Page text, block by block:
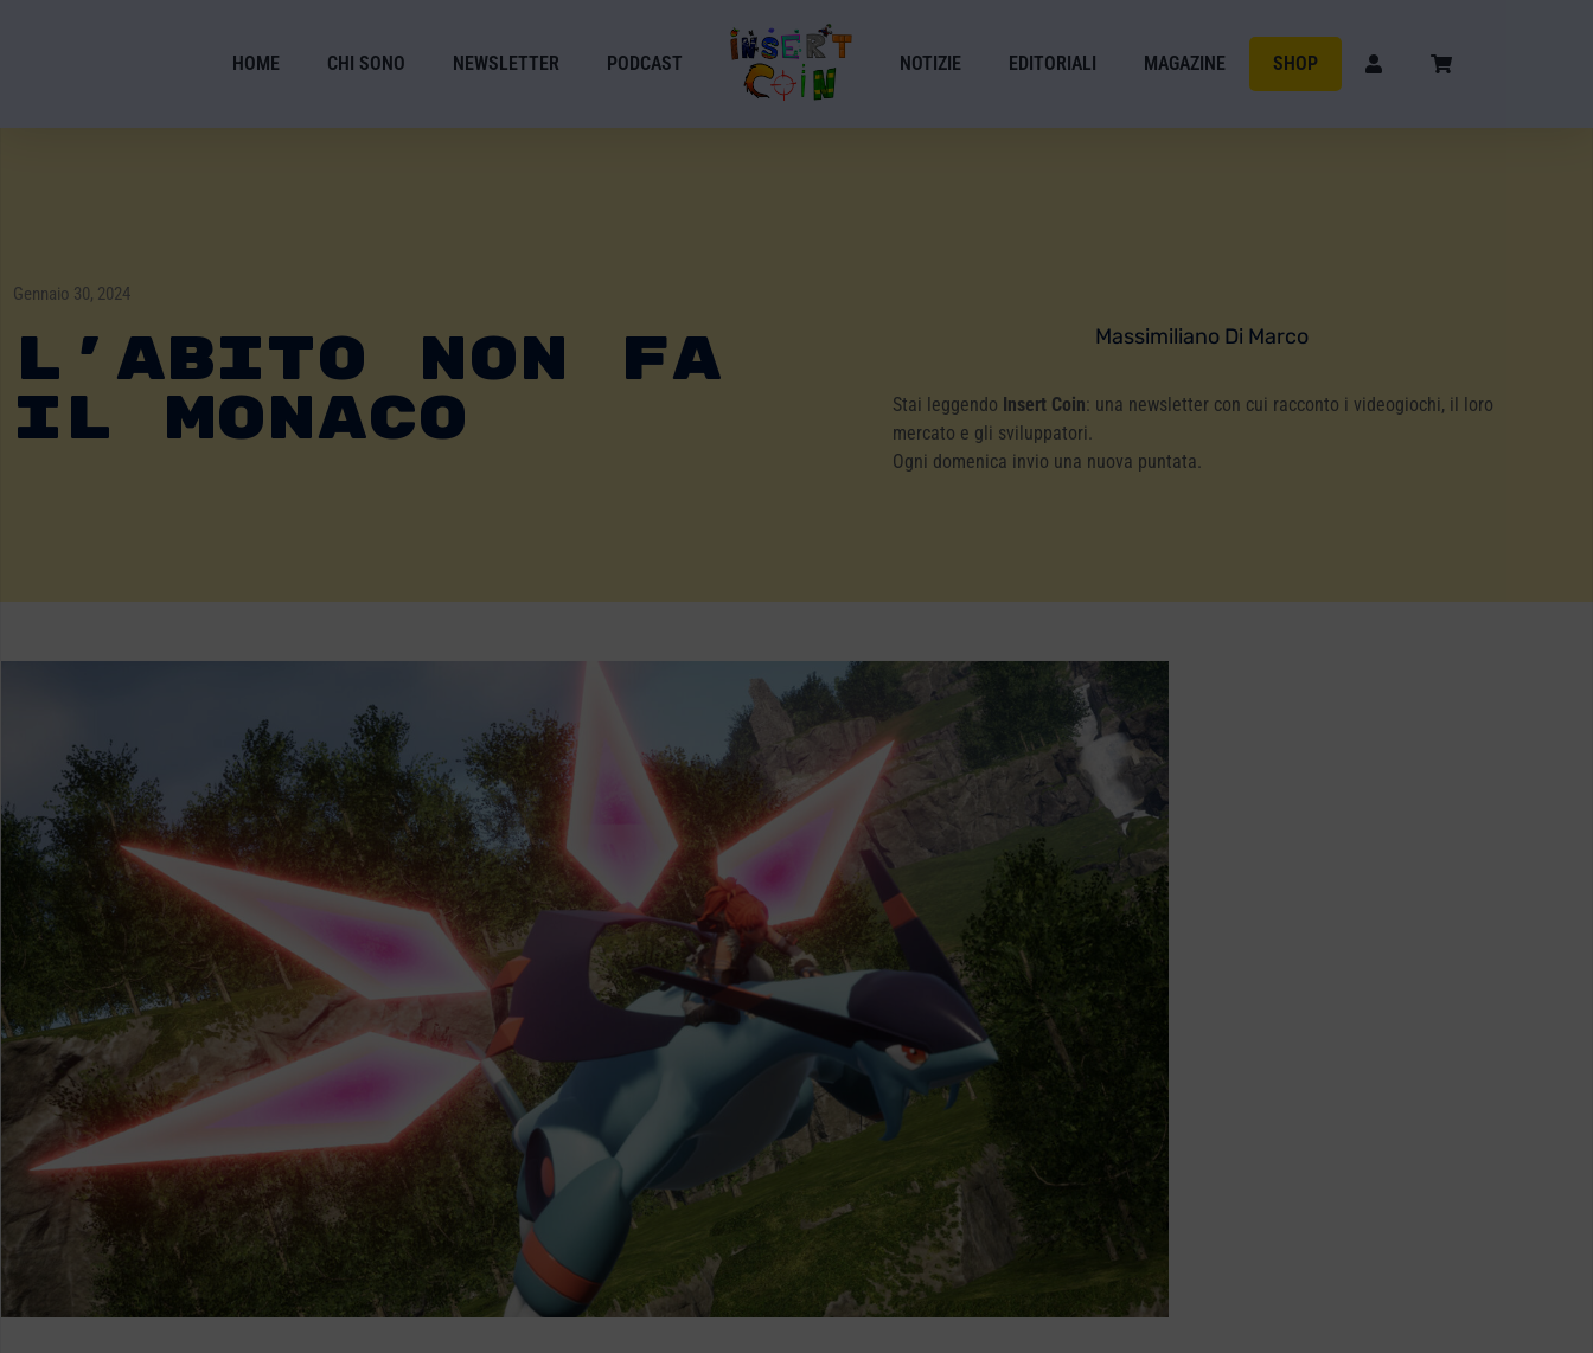
HOME CHI SONO NEWSLETTER PODCAST NOTIZIE EDITORIALI MAGAZINE SHOP
Gennaio 30, 2024
L’abito Non Fa
Il Monaco
Massimiliano Di Marco
Stai leggendo Insert Coin: una newsletter con cui racconto i videogiochi, il loro
mercato e gli sviluppatori.
Ogni domenica invio una nuova puntata.